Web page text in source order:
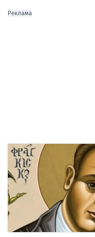
Реклама